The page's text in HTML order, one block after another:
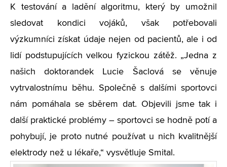
K testování a ladění algoritmu, který by umožnil
sledovat kondici vojáků, však potřebovali
výzkumníci získat údaje nejen od pacientů, ale i od
lidí podstupujících velkou fyzickou zátěž. „Jedna z
našich doktorandek Lucie Šaclová se věnuje
vytrvalostnímu běhu. Společně s dalšími sportovci
nám pomáhala se sběrem dat. Objevili jsme tak i
další praktické problémy – sportovci se hodně potí a
pohybují, je proto nutné používat u nich kvalitnější
elektrody než u lékaře,“ vysvětluje Smital.